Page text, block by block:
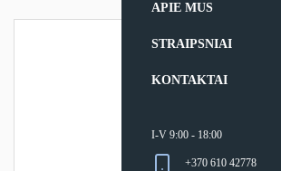
APIE MUS
STRAIPSNIAI
KONTAKTAI
I-V 9:00 - 18:00
+370 610 42778